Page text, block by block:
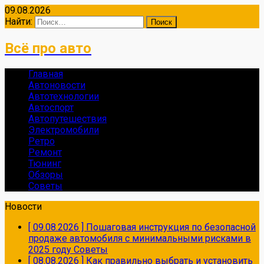
09.08.2026
Найти:
Всё про авто
Главная
Автоновости
Автотехнологии
Автоспорт
Автопутешествия
Электромобили
Ретро
Ремонт
Тюнинг
Обзоры
Советы
Новости
[ 09.08.2026 ] Пошаговая инструкция по безопасной
продаже автомобиля с минимальными рисками в
2025 году Советы
[ 08.08.2026 ] Как правильно выбрать и установить